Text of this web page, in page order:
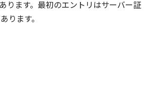
ります。最初のエントリはサーバー証
ります。